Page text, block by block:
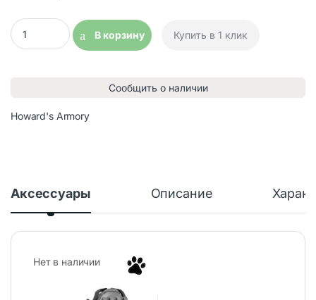
Адаптер с планкой для стрелковых наушников quantity
В корзину
Купить в 1 клик
Сообщить о наличии
Howard's Armory
Аксессуары Описание
Нет в наличии